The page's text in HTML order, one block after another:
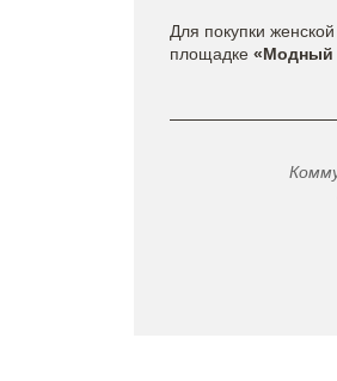
Для покупки
площадке «Модный